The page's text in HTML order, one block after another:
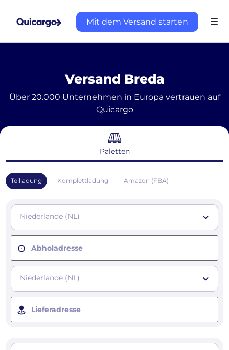
Mit dem Versand starten
Versand Breda
Über 20.000 Unternehmen in Europa vertrauen auf
Quicargo
Paletten
Teilladung Komplettladung Amazon (FBA)
Niederlande (NL)
Abholadresse
Niederlande (NL)
Lieferadresse